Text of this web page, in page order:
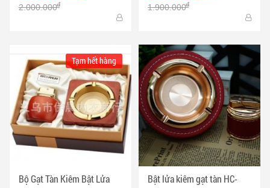
2.000.000đ 1.900.000đ
Bộ Gạt Tàn Kiêm Bật Lửa
Tạm hết hàng
Bật lửa kiêm gạt tàn HC-